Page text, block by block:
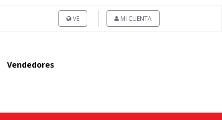
VE MI CUENTA
Vendedores